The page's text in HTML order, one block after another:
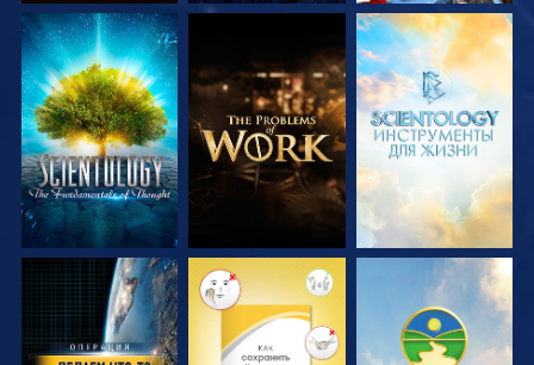
СМОТРЕТЬ
ПЕРЕДАЧИ
СМОТРЕТЬ
ПЕРЕДАЧИ
СМОТРЕТЬ
ПЕРЕДАЧИ
СМОТРЕТЬ СМОТРЕТЬ СМОТРЕТЬ